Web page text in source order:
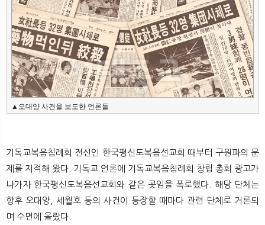
▲오대양 사건을 보도한 언론들
기독교복음침례회 전신인 한국평신도복음선교회 때부터 구원파의 문
제를 지적해 왔다. 기독교 언론에 기독교복음침례회 창립 총회 광고가
나가자 한국평신도복음선교회와 같은 곳임을 폭로했다. 해당 단체는
향후 오대양, 세월호 등의 사건이 등장할 때마다 관련 단체로 거론되
며 수면에 올랐다.